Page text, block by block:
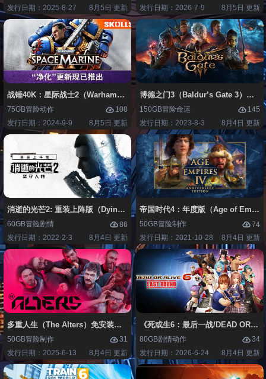
发行日期：2025-8-27
8月5日 更新
发行日期：2026-7-9
8月5日 更新
战锤40K：星际战士2（Warhammer 40,000: Space Marine 2）免安装中文
75GB冒险动作
108
发行日期：2024-9-9
8月5日 更新
博德之门3（Baldur’s Gate 3）免安
150GB冒险命运
145
发行日期：2023-8-3
8月4日 更新
消逝的光芒2: 重装上阵版（Dying Light 2 Stay Human: Reloaded Edition
60GB冒险剧情
86
发行日期：2022-2-3
8月4日 更新
帝国时代4：年度版（Age of
50GB冒险制作
74
发行日期：2021-10-28
8月4日 更新
多重人生（The Alters）免安装中文版
50GB冒险制作
31
发行日期：2025-6-13
8月4日 更新
《死或生6：最后一战/DEAD OR
80GB剧情动作
34
发行日期：2026-6-24
8月4日 更新